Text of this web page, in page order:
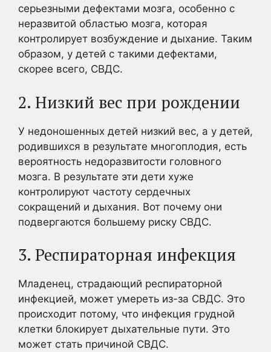
серьезными дефектами мозга, особенно с
неразвитой областью мозга, которая
контролирует возбуждение и дыхание. Таким
образом, у детей с такими дефектами,
скорее всего, СВДС.
2. Низкий вес при рождении
У недоношенных детей низкий вес, а у детей,
родившихся в результате многоплодия, есть
вероятность недоразвитости головного
мозга. В результате эти дети хуже
контролируют частоту сердечных
сокращений и дыхания. Вот почему они
подвергаются большему риску СВДС.
3. Респираторная инфекция
Младенец, страдающий респираторной
инфекцией, может умереть из-за СВДС. Это
происходит потому, что инфекция грудной
клетки блокирует дыхательные пути. Это
может стать причиной СВДС.